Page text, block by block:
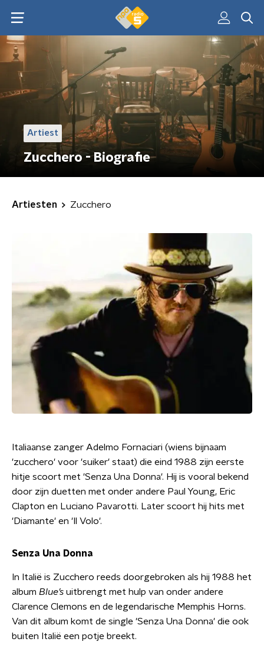
Artiest
Zucchero - Biografie
Artiesten Zucchero
Italiaanse zanger Adelmo Fornaciari (wiens bijnaam
'zucchero' voor 'suiker' staat) die eind 1988 zijn eerste
hitje scoort met 'Senza Una Donna'. Hij is vooral bekend
door zijn duetten met onder andere Paul Young, Eric
Clapton en Luciano Pavarotti. Later scoort hij hits met
'Diamante' en 'Il Volo'.
Senza Una Donna
In Italië is Zucchero reeds doorgebroken als hij 1988 het
album Blue’s uitbrengt met hulp van onder andere
Clarence Clemons en de legendarische Memphis Horns.
Van dit album komt de single 'Senza Una Donna' die ook
buiten Italië een potje breekt.